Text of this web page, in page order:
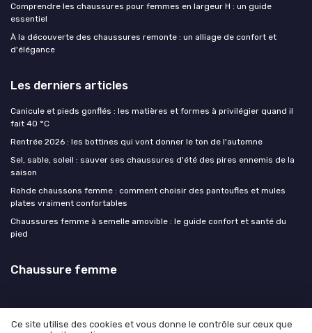
Comprendre les chaussures pour femmes en largeur H : un guide
essentiel
À la découverte des chaussures remonte : un alliage de confort et
d'élégance
Les derniers articles
Canicule et pieds gonflés : les matières et formes à privilégier quand il
fait 40 °C
Rentrée 2026 : les bottines qui vont donner le ton de l'automne
Sel, sable, soleil : sauver ses chaussures d'été des pires ennemis de la
saison
Rohde chaussons femme : comment choisir des pantoufles et mules
plates vraiment confortables
Chaussures femme à semelle amovible : le guide confort et santé du
pied
Chaussure femme
Ce site utilise des cookies et vous donne le contrôle sur ceux que